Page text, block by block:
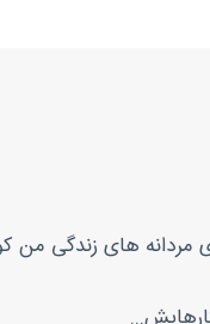
مردانه های زندگی من